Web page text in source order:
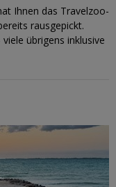
Ihnen das Travelzoo-
rausgepickt.
übrigens inklusive